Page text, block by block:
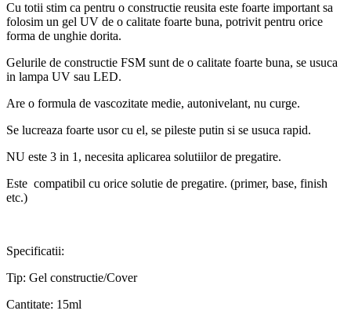
Cu totii stim ca pentru o constructie reusita este foarte important sa
folosim un gel UV de o calitate foarte buna, potrivit pentru orice
forma de unghie dorita.
Gelurile de constructie FSM sunt de o calitate foarte buna, se usuca
in lampa UV sau LED.
Are o formula de vascozitate medie, autonivelant, nu curge.
Se lucreaza foarte usor cu el, se pileste putin si se usuca rapid.
NU este 3 in 1, necesita aplicarea solutiilor de pregatire.
Este compatibil cu orice solutie de pregatire. (primer, base, finish
etc.)
Specificatii:
Tip: Gel constructie/Cover
Cantitate: 15ml